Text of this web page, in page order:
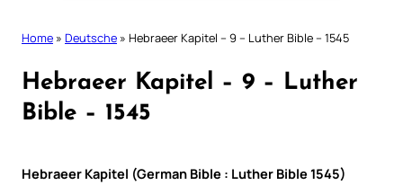
Home » Deutsche » Hebraeer Kapitel – 9 – Luther Bible – 1545
Hebraeer Kapitel – 9 – Luther
Bible – 1545
Hebraeer Kapitel (German Bible : Luther Bible 1545)